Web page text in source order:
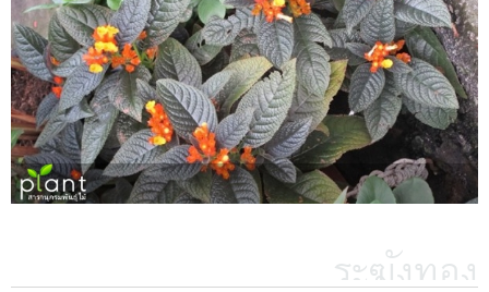
ระฆังทอง